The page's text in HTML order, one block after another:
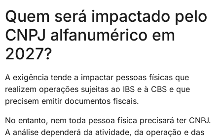
Quem será impactado pelo
CNPJ alfanumérico em
2027?
A exigência tende a impactar pessoas físicas que
realizem operações sujeitas ao IBS e à CBS e que
precisem emitir documentos fiscais.
No entanto, nem toda pessoa física precisará ter CNPJ.
A análise dependerá da atividade, da operação e das